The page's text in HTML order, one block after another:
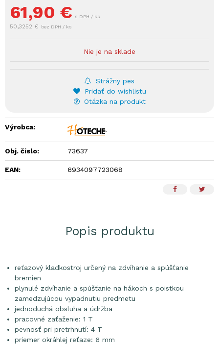
61,90 € s DPH / ks
50,3252 € bez DPH / ks
Nie je na sklade
Strážny pes
Pridať do wishlistu
Otázka na produkt
Výrobca:
Obj. čislo: 73637
EAN: 6934097723068
Popis produktu
reťazový kladkostroj určený na zdvíhanie a spúšťanie
bremien
plynulé zdvíhanie a spúšťanie na hákoch s poistkou
zamedzujúcou vypadnutiu predmetu
jednoduchá obsluha a údržba
pracovné zaťaženie: 1 T
pevnosť pri pretrhnutí: 4 T
priemer okráhlej reťaze: 6 mm